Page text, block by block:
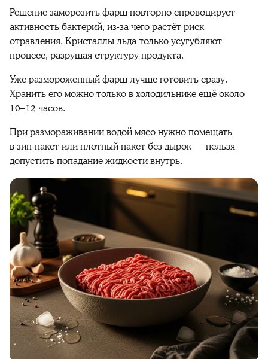
Решение заморозитьфаршповторно спровоцирует
активность бактерий, из-за чего растёт риск
отравления. Кристаллы льда только усугубляют
процесс, разрушая структуру продукта.
Уже размороженныйфаршлучше готовить сразу.
Хранить его можно только в холодильнике ещё около
10–12 часов.
При размораживанииводоймясонужно помещать
в зип-пакет или плотныйпакетбез дырок — нельзя
допустить попадание жидкости внутрь.